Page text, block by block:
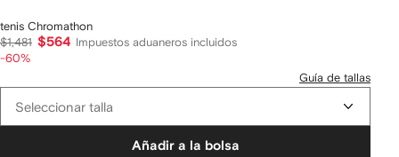
tenis Chromathon
$1,481 $564
Impuestos aduaneros incluidos
-60%
Guía de tallas
Seleccionar talla
Añadir a la bolsa